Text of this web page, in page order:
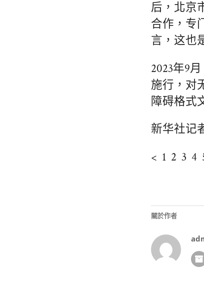
后，北京
合作，专
言，这也
2023年9
施行，对
障碍格式
新华社记
< 1 2 3 4
關於作者